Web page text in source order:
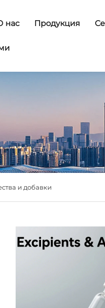
нас Продукция
и добавки